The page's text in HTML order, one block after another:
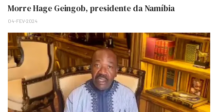
Morre Hage Geingob, presidente da Namíbia
04-FEV-2024